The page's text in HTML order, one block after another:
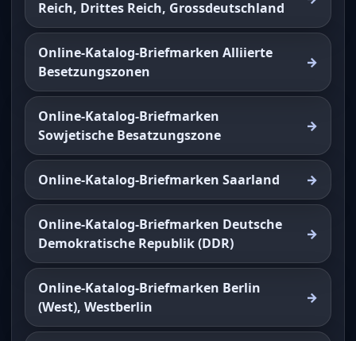
Reich, Drittes Reich, Grossdeutschland
Online-Katalog-Briefmarken Alliierte
Besetzungszonen
Online-Katalog-Briefmarken
Sowjetische Besatzungszone
Online-Katalog-Briefmarken Saarland
Online-Katalog-Briefmarken Deutsche
Demokratische Republik (DDR)
Online-Katalog-Briefmarken Berlin
(West), Westberlin